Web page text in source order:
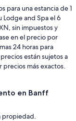
para una estancia de 1
Lodge and Spa el 6
sin impuestos y
en el precio por
24 horas para
están sujetos a
precios más exactos.
en Banff
propiedad.